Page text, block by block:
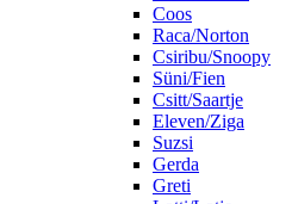
Coos
Raca/Norton
Csiribu/Snoopy
Süni/Fien
Csitt/Saartje
Eleven/Ziga
Suzsi
Gerda
Greti